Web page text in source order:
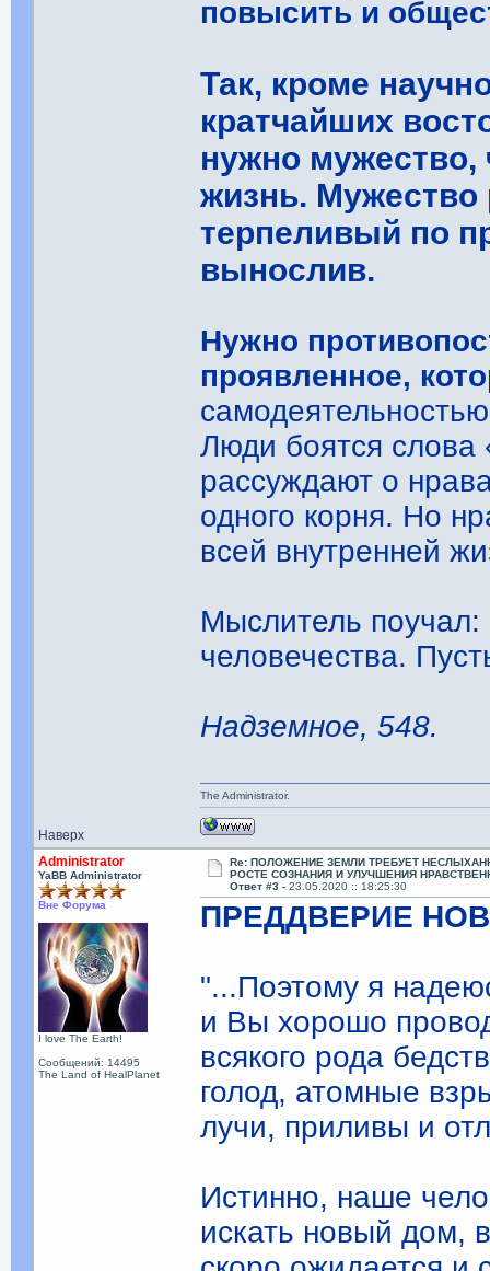
повысить и
Так, кроме
кратчайших
нужно
жизнь. Мужество
терпеливый по
вынослив.
Нужно
проявленное,
Люди боятся слова
рассуждают о
одного корня. Но
всей внутренней
Мыслитель
человечества.
Надземное, 548.
Наверх
The Administrator.
Administrator
YaBB Administrator
Вне Форума
I love The Earth!
Сообщений: 14495
The Land of HealPlanet
Re: ПОЛОЖЕНИЕ ЗЕМЛИ ТРЕБУЕТ
РОСТЕ СОЗНАНИЯ И УЛУЧШЕНИЯ
Ответ #3 -23.05.2020 :: 18:25:30
ПРЕДДВЕРИЕ
"...Поэтому я
и Вы хорошо
всякого рода
голод, атомные
лучи, приливы и
Истинно, наше
искать новый дом,